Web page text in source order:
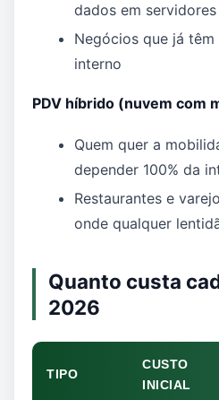
dados em
Negócios que já
interno
PDV híbrido (nuvem com
Quem quer a
depender 100% da
Restaurantes e
onde qualquer
Quanto custa
2026
TIPO
CUSTO
INICIAL